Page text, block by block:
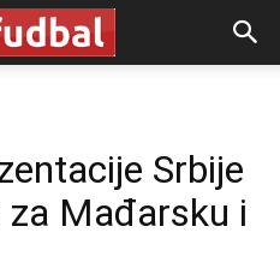
Srbije
Mađarsku i